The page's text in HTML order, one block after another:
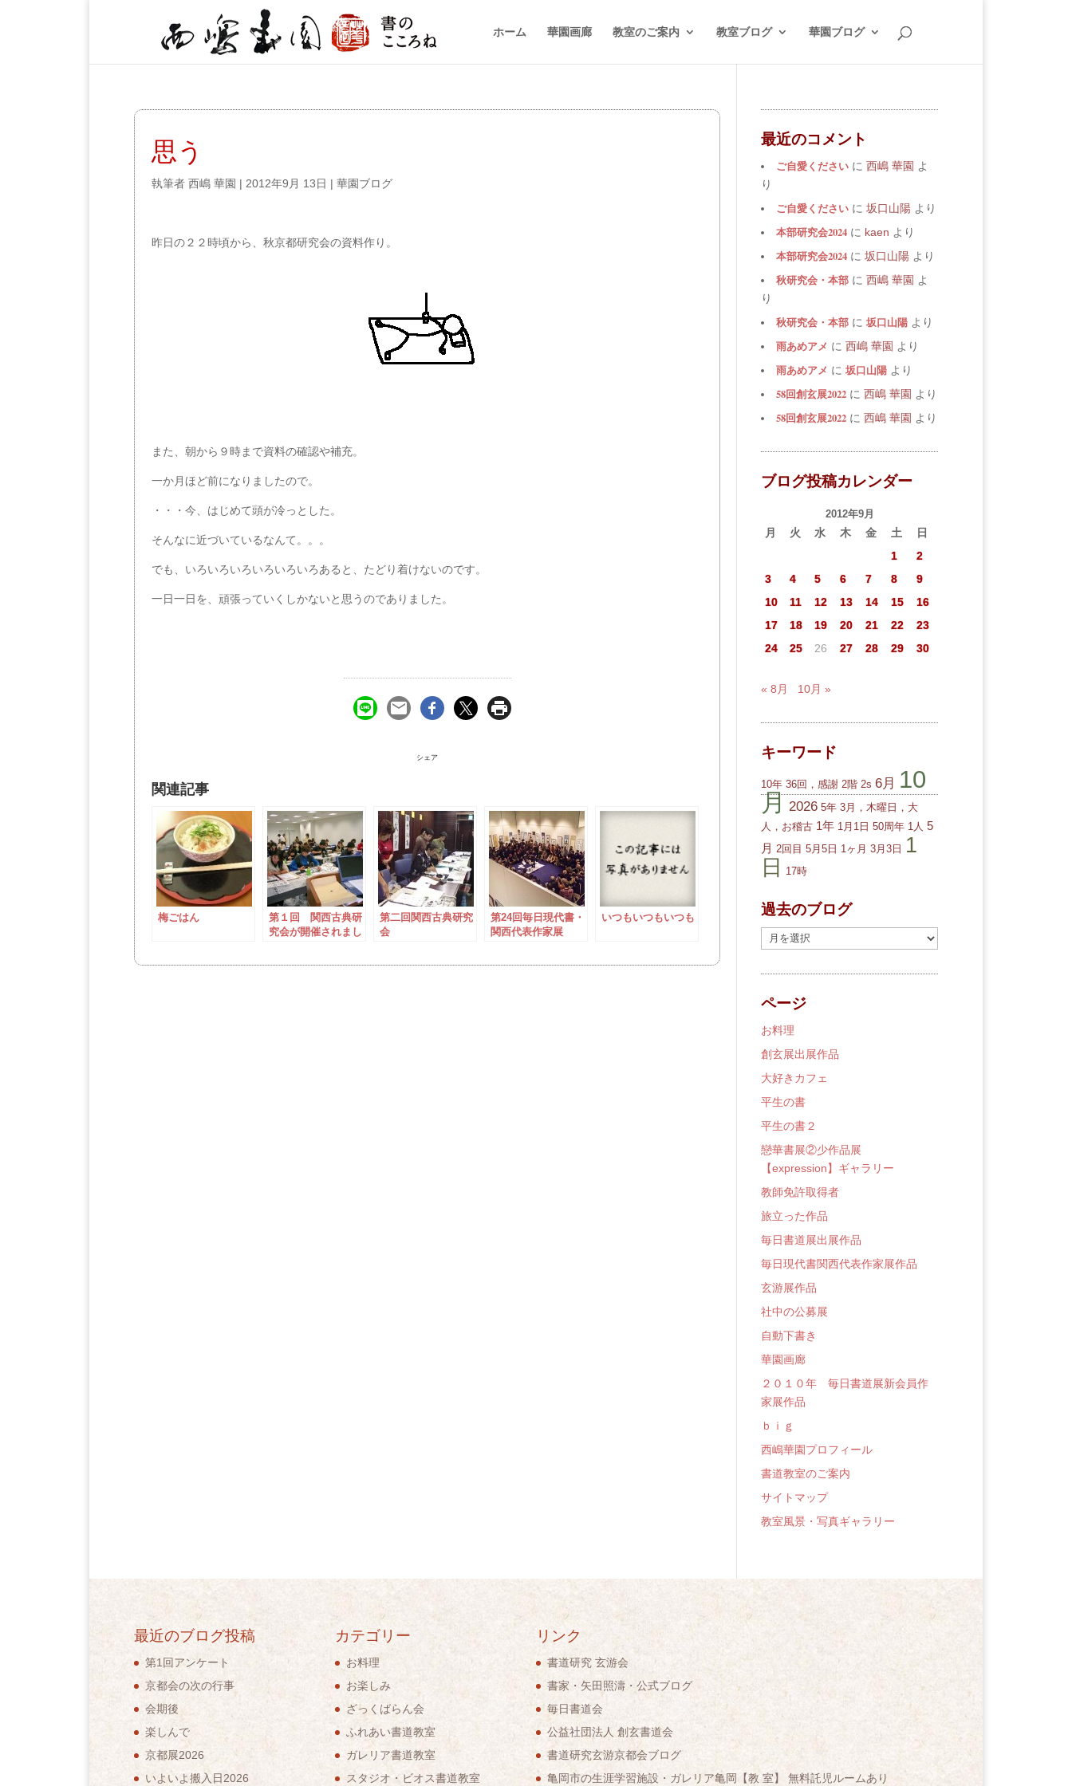
ホーム 華園画廊 教室のご案内 教室ブログ 華園ブログ
思う
執筆者 西嶋 華園 | 2012年9月 13日 | 華園ブログ
昨日の２２時頃から、秋京都研究会の資料作り。
また、朝から９時まで資料の確認や補充。
一か月ほど前になりましたので。
・・・今、はじめて頭が冷っとした。
そんなに近づいているなんて。。。
でも、いろいろいろいろいろいろあると、たどり着けないのです。
一日一日を、頑張っていくしかないと思うのでありました。
シェア
関連記事
梅ごはん
第１回 関西古典研
究会が開催されまし
第二回関西古典研究
会
第24回毎日現代書・
関西代表作家展
いつもいつもいつも
最近のコメント
ご自愛ください に 西嶋 華園 よ
り
ご自愛ください に 坂口山陽 より
本部研究会2024 に kaen より
本部研究会2024 に 坂口山陽 より
秋研究会・本部 に 西嶋 華園 よ
り
秋研究会・本部 に 坂口山陽 より
雨あめアメ に 西嶋 華園 より
雨あめアメ に 坂口山陽 より
58回創玄展2022 に 西嶋 華園 より
58回創玄展2022 に 西嶋 華園 より
ブログ投稿カレンダー
2012年9月
月 火 水 木 金 土
日
1
2
3
4 5 6 7 8
9
10
11 12 13 14 15
16
17
18 19 20 21 22
23
24
25 26 27 28 29 30
« 8月 10月 »
キーワード
10年 36回，感謝 2階 2s 6月 10
月 2026 5年 3月，木曜日，大
人，お稽古 1年 1月1日 50周年 1人 5
月 2回目 5月5日 1ヶ月 3月3日 1
日
17時
過去のブログ
去
の
ロ
グ
ページ
お料理
創玄展出展作品
大好きカフェ
平生の書
平生の書２
戀華書展②少作品展
【expression】ギャラリー
教師免許取得者
旅立った作品
毎日書道展出展作品
毎日現代書関西代表作家展作品
玄游展作品
社中の公募展
自動下書き
華園画廊
２０１０年 毎日書道展新会員作
家展作品
ｂｉｇ
西嶋華園プロフィール
書道教室のご案内
サイトマップ
教室風景・写真ギャラリー
最近のブログ投稿
第1回アンケート
京都会の次の行事
会期後
楽しんで
京都展2026
いよいよ搬入日2026
カテゴリー
お料理
お楽しみ
ざっくばらん会
ふれあい書道教室
ガレリア書道教室
スタジオ・ビオス書道教室
リンク
書道研究 玄游会
書家・矢田照濤・公式ブログ
毎日書道会
公益社団法人 創玄書道会
書道研究玄游京都会ブログ
亀岡市の生涯学習施設・ガレリア亀岡【教 室】 無料託児ルームあり